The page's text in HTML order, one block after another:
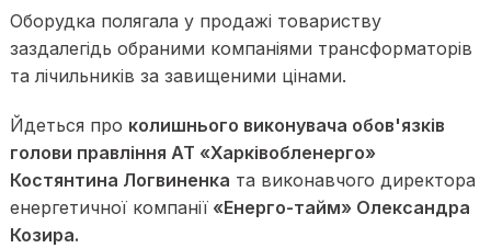
Оборудка полягала у продажі товариству
заздалегідь обраними компаніями трансформаторів
та лічильників за завищеними цінами.
Йдеться про колишнього виконувача обов'язків
голови правління АТ «Харківобленерго»
Костянтина Логвиненка та виконавчого директора
енергетичної компанії«Енерго-тайм» Олександра
Козира.